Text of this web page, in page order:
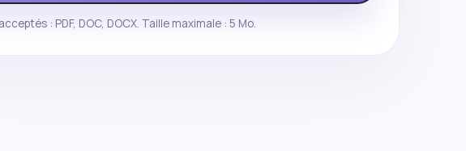
: PDF, DOC, DOCX. Taille maximale : 5 Mo.